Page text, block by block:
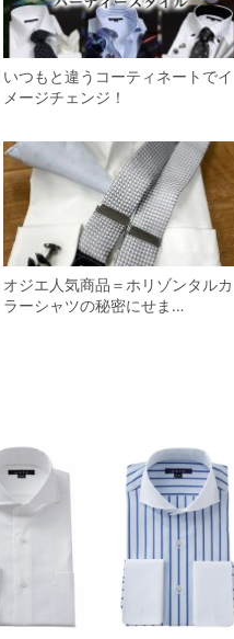
いつもと違うコーティネートでイ
メージチェンジ！
オジエ人気商品＝ホリゾンタルカ
ラーシャツの秘密にせま…